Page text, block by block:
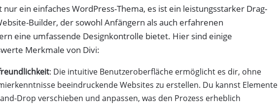
nur ein einfaches WordPress-Thema, es ist ein leistungsstarker Drag-
Builder, der sowohl Anfängern als auch erfahrenen
eine umfassende Designkontrolle bietet. Hier sind einige
Merkmale von Divi:
: Die intuitive Benutzeroberfläche ermöglicht es dir, ohne
beeindruckende Websites zu erstellen. Du kannst Elemente
Drop verschieben und anpassen, was den Prozess erheblich